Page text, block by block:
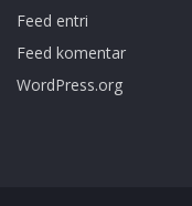
Feed entri
Feed komentar
WordPress.org